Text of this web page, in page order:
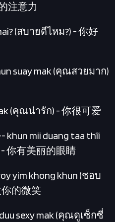
注意力
(สบายดีไหม?) - 你好
suay mak (คุณสวยมาก)
(คุณน่ารัก) - 你很可爱
khun mii duang taa thîi
你有美丽的眼睛
yim khong khun (ชอบ
的微笑
sexy mak (คุณดูเซ็กซี่